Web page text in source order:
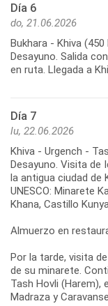
Día 6
do, 21.06.2026
Bukhara - Khiva (450
Desayuno. Salida
en ruta. Llegada a
Día 7
lu, 22.06.2026
Khiva - Urgench -
Desayuno. Visita de
la antigua ciudad de
UNESCO: Minarete
Khana, Castillo
Almuerzo en
Por la tarde, visita
de su minarete.
Tash Hovli (Harem),
Madraza y